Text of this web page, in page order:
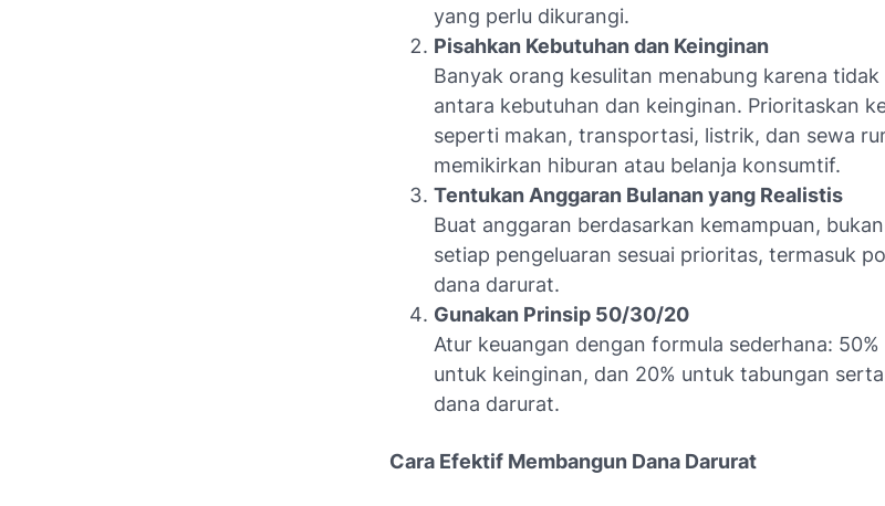
yang perlu dikurangi.
Pisahkan Kebutuhan dan Keinginan
Banyak orang kesulitan menabung karena
antara kebutuhan dan keinginan. Prioritaskan
seperti makan, transportasi, listrik, dan sewa
memikirkan hiburan atau belanja konsumtif.
Tentukan Anggaran Bulanan yang Realistis
Buat anggaran berdasarkan kemampuan,
setiap pengeluaran sesuai prioritas, termasuk
dana darurat.
Gunakan Prinsip 50/30/20
Atur keuangan dengan formula sederhana:
untuk keinginan, dan 20% untuk tabungan
dana darurat.
Cara Efektif Membangun Dana Darurat